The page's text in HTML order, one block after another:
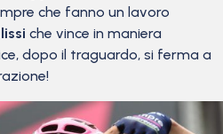
che fanno un lavoro
che vince in maniera
dopo il traguardo, si ferma a